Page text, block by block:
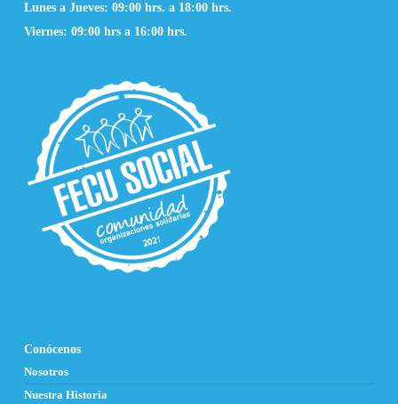
Lunes a Jueves: 09:00 hrs. a 18:00 hrs.
Viernes: 09:00 hrs a 16:00 hrs.
Conócenos
Nosotros
Nuestra Historia